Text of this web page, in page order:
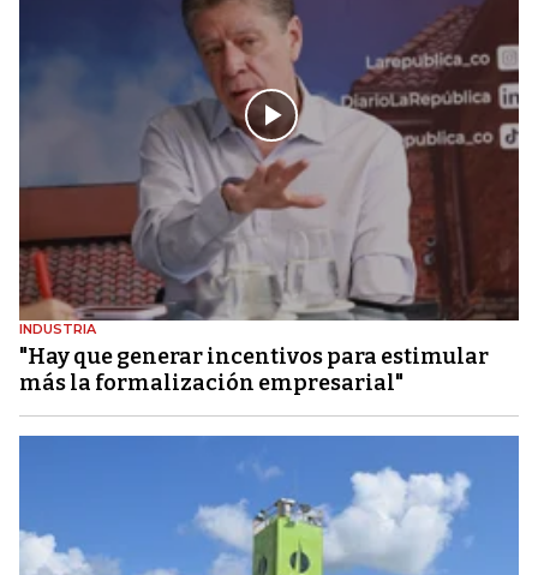
INDUSTRIA
"Hay que generar incentivos para estimular
más la formalización empresarial"